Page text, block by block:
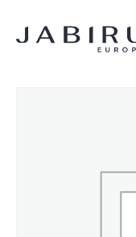
Accueil Non classé